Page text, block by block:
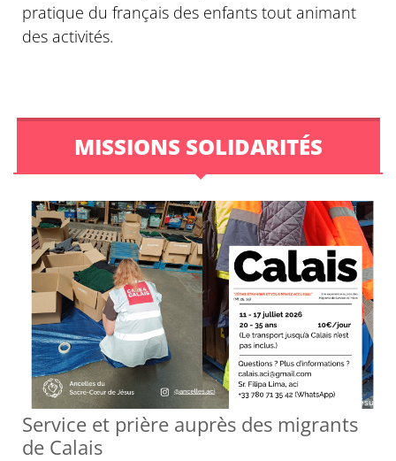
pratique du français des enfants tout animant
des activités.
MISSIONS SOLIDARITÉS
© Ancelles du Sacré-Coeur de Jésus
Service et prière auprès des migrants
de Calais